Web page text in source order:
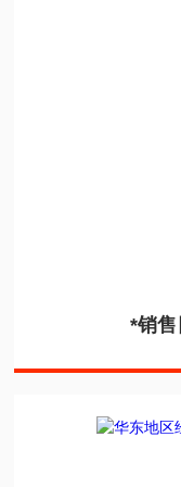
*销售